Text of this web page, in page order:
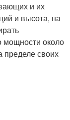
и их
и высота, на
мощности около
пределе своих